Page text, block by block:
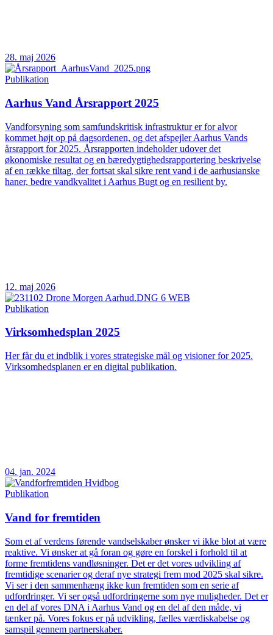
28. maj 2026
Publikation
Aarhus Vand Årsrapport 2025
Vandforsyning som samfundskritisk infrastruktur er for alvor
kommet højt op på dagsordenen, og det afspejler Aarhus Vands
årsrapport for 2025. Årsrapporten indeholder udover det
økonomiske resultat og en bæredygtighedsrapportering beskrivelse
af en række tiltag, der fortsat skal sikre rent vand i de aarhusianske
haner, bedre vandkvalitet i Aarhus Bugt og en resilient by.
12. maj 2026
Publikation
Virksomhedsplan 2025
Her får du et indblik i vores strategiske mål og visioner for 2025.
Virksomhedsplanen er en digital publikation.
04. jan. 2024
Publikation
Vand for fremtiden
Som et af verdens førende vandselskaber ønsker vi ikke blot at være
reaktive. Vi ønsker at gå foran og gøre en forskel i forhold til at
forme fremtidens vandløsninger. Det er det vores udvikling af
fremtidige scenarier og deraf nye strategi frem mod 2025 skal sikre.
Vi ser i den sammenhæng ikke kun fremtiden som en serie af
udfordringer. Vi ser også udfordringerne som nye muligheder. Det er
en del af vores DNA i Aarhus Vand og en del af den måde, vi
tænker på. Vores fokus er på udvikling, fælles værdiskabelse og
samspil gennem partnerskaber.